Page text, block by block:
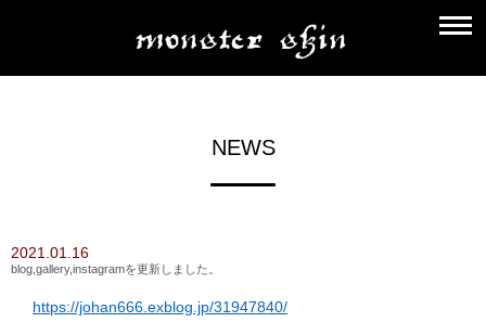
NEWS
2021.01.16
blog,gallery,instagramを更新しました。
https://johan666.exblog.jp/31947840/